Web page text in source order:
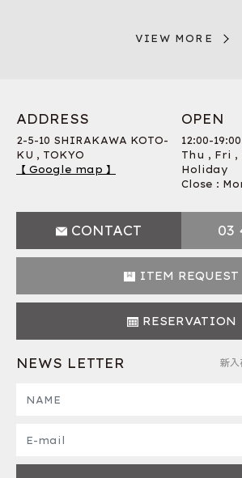
VIEW MORE
ADDRESS
2-5-10 SHIRAKAWA KOTO-
KU , TOKYO
【 Google map 】
OPEN
12:00-19:00
Thu , Fri ,
Holiday
Close :
CONTACT 03
ITEM REQUEST
RESERVATION
NEWS LETTER 新入